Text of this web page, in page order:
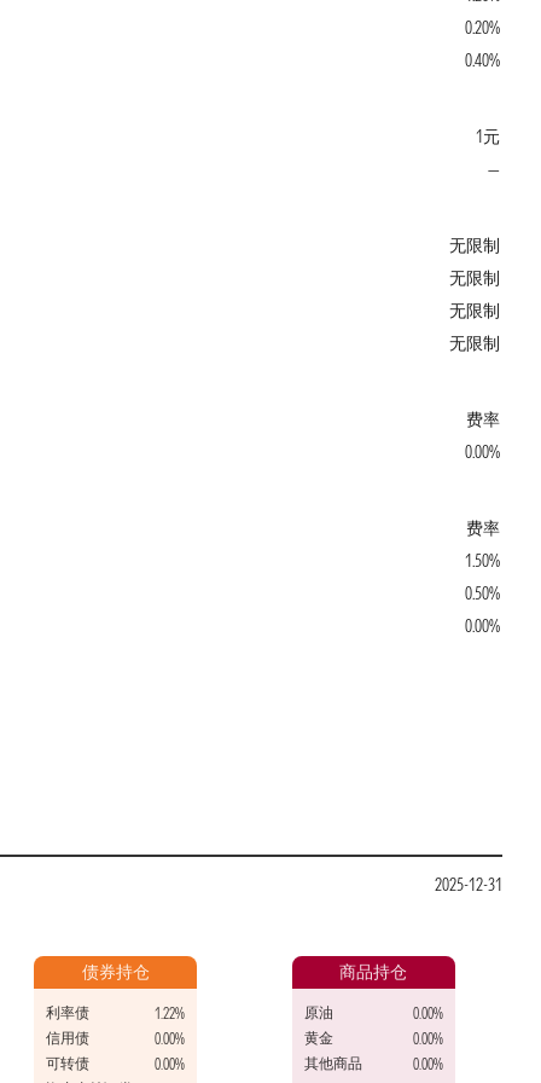
0.20%
0.40%
1元
—
无限制
无限制
无限制
无限制
费率
0.00%
费率
1.50%
0.50%
0.00%
2025-12-31
债券持仓
利率债
1.22%
信用债
0.00%
可转债
0.00%
商品持仓
原油
0.00%
黄金
0.00%
其他商品
0.00%